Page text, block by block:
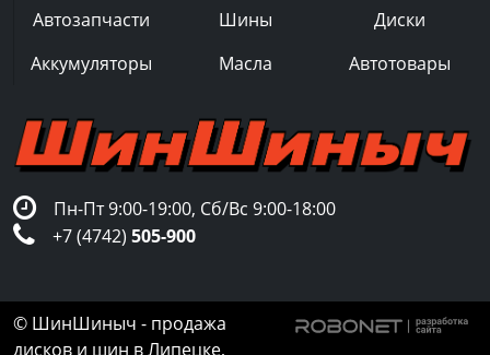
Автозапчасти Шины
Диски
Аккумуляторы
Масла Автотовары
Пн-Пт 9:00-19:00, Сб/Вс 9:00-18:00
+7 (4742) 505-900
© ШинШиныч - продажа
дисков и шин в Липецке,